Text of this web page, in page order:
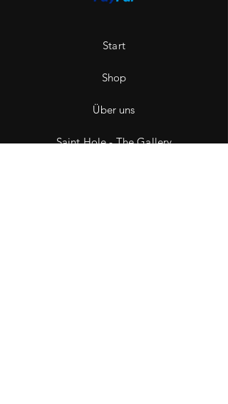
Start
Shop
Über uns
Saint Hole - The Gallery